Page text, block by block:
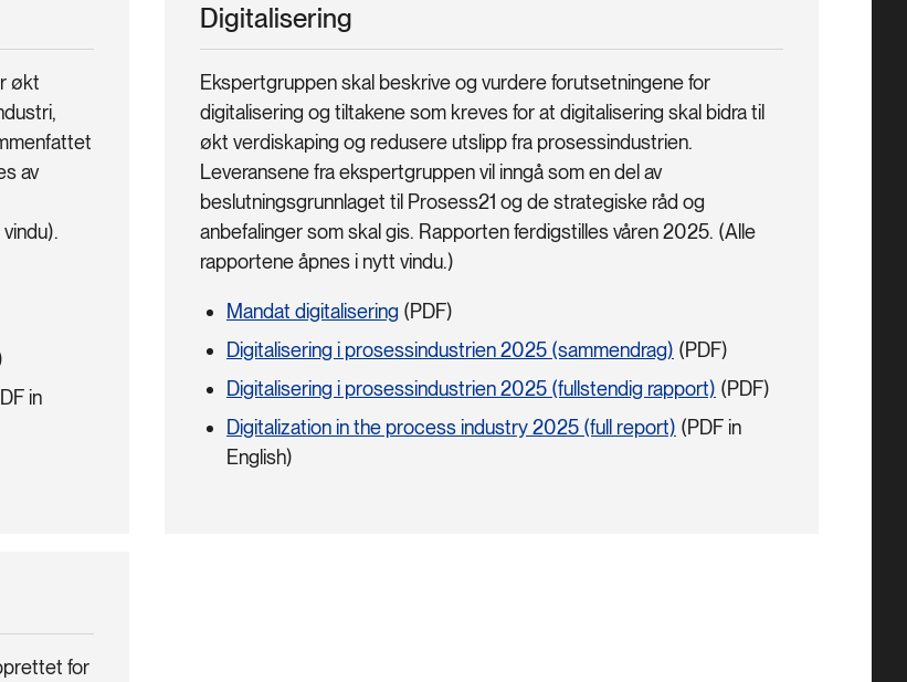
økt
av
in
Digitalisering
Ekspertgruppen skal beskrive og vurdere forutsetningene for
digitalisering og tiltakene som kreves for at digitalisering skal bidra til
økt verdiskaping og redusere utslipp fra prosessindustrien.
Leveransene fra ekspertgruppen vil inngå som en del av
beslutningsgrunnlaget til Prosess21 og de strategiske råd og
anbefalinger som skal gis. Rapporten ferdigstilles våren 2025. (Alle
rapportene åpnes i nytt vindu.)
Mandat digitalisering (PDF)
Digitalisering i prosessindustrien 2025 (sammendrag) (PDF)
Digitalisering i prosessindustrien 2025 (fullstendig rapport) (PDF)
Digitalization in the process industry 2025 (full report) (PDF in
English)
for